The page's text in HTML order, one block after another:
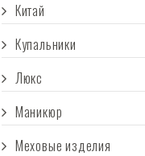
Китай
Купальники
Люкс
Маникюр
Меховые изделия